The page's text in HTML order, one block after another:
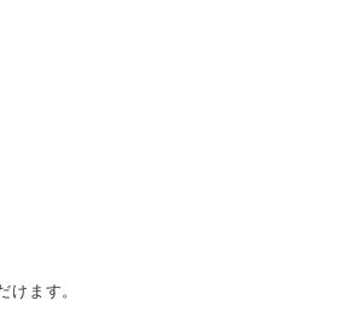
ます。